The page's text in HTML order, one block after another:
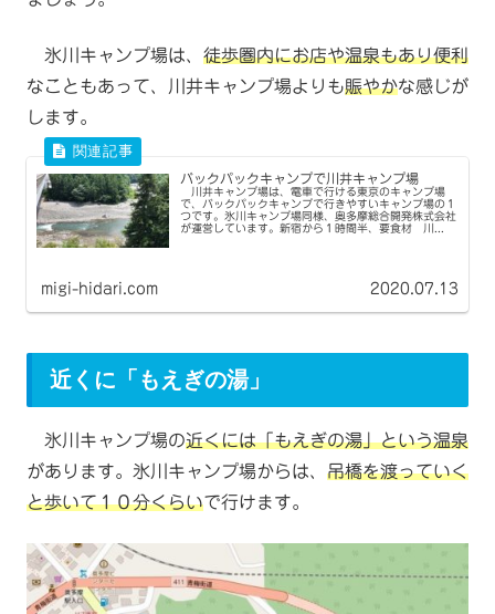
氷川キャンプ場は、 徒歩圏内にお店や温泉もあり便利
なこともあって、川井キャンプ場よりも賑やかな感じが
します。
バックパックキャンプで川井キャンプ場
川井キャンプ場は、電車で行ける東京のキャンプ場
で、バックパックキャンプで行きやすいキャンプ場の１
つです。氷川キャンプ場同様、奥多摩総合開発株式会社
が運営しています。新宿から１時間半、要食材 川...
migi-hidari.com 2020.07.13
近くに「もえぎの湯」
氷川キャンプ場の近くには「もえぎの湯」という温泉
があります。氷川キャンプ場からは、 吊橋を渡っていく
と歩いて１０分くらいで行けます。